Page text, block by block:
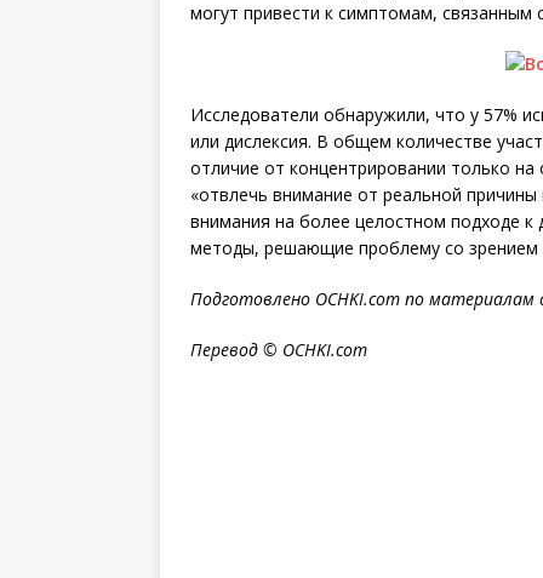
могут привести к симптомам, связанным
Исследователи обнаружили, что у 57%
или дислексия. В общем количестве
отличие от концентрировании только
«отвлечь внимание от реальной
внимания на более целостном подходе к
методы, решающие проблему со зрением
Подготовлено OCHKI.com по материалам
Перевод © OCHKI.com